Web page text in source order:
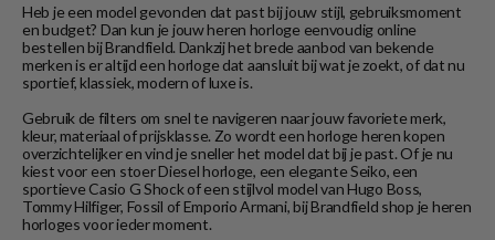
Heb je een model gevonden dat past bij jouw stijl, gebruiksmoment
en budget? Dan kun je jouw heren horloge eenvoudig online
bestellen bij Brandfield. Dankzij het brede aanbod van bekende
merken is er altijd een horloge dat aansluit bij wat je zoekt, of dat nu
sportief, klassiek, modern of luxe is.
Gebruik de filters om snel te navigeren naar jouw favoriete merk,
kleur, materiaal of prijsklasse. Zo wordt een horloge heren kopen
overzichtelijker en vind je sneller het model dat bij je past. Of je nu
kiest voor een stoer Diesel horloge, een elegante Seiko, een
sportieve Casio G Shock of een stijlvol model van Hugo Boss,
Tommy Hilfiger, Fossil of Emporio Armani, bij Brandfield shop je heren
horloges voor ieder moment.